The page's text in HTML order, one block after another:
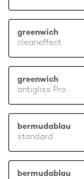
greenwich
cleaneffect
greenwich
antigliss Pro
bermudablau
standard
bermudablau